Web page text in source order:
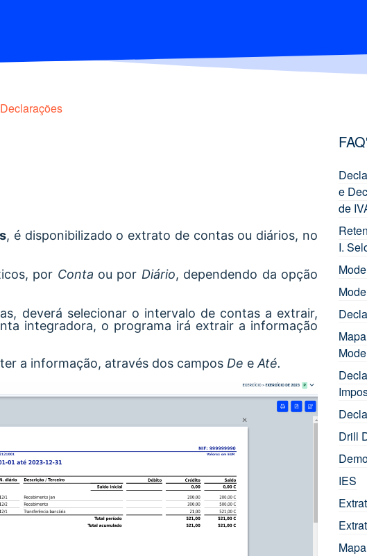
, é disponibilizado o extrato de contas ou diários, no
por Conta ou por Diário, dependendo da opção
deverá selecionar o intervalo de contas a extrair,
integradora, o programa irá extrair a informação
a informação, através dos campos De e Até.
e
de
I.
Drill
IES